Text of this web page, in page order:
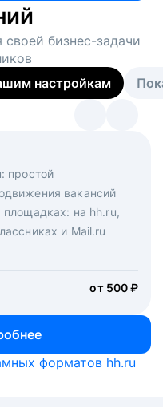
своей бизнес-задачи
настройкам
простой
вакансий
площадках: на hh.ru,
и Mail.ru
от 500 ₽
на главной странице
откликов
сколько
и за дело возьмутся
менеджеры
форматов hh.ru